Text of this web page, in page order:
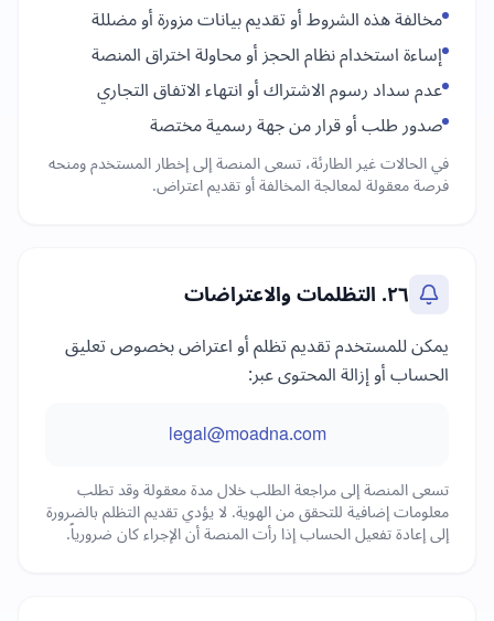
مخالفة هذه الشروط أو تقديم بيانات مزورة أو مضللة
إساءة استخدام نظام الحجز أو محاولة اختراق المنصة
عدم سداد رسوم الاشتراك أو انتهاء الاتفاق التجاري
صدور طلب أو قرار من جهة رسمية مختصة
في الحالات غير الطارئة، تسعى المنصة إلى إخطار المستخدم ومنحه
فرصة معقولة لمعالجة المخالفة أو تقديم اعتراض.
٢٦. التظلمات والاعتراضات
يمكن للمستخدم تقديم تظلم أو اعتراض بخصوص تعليق
الحساب أو إزالة المحتوى عبر:
legal@moadna.com
تسعى المنصة إلى مراجعة الطلب خلال مدة معقولة وقد تطلب
معلومات إضافية للتحقق من الهوية. لا يؤدي تقديم التظلم بالضرورة
إلى إعادة تفعيل الحساب إذا رأت المنصة أن الإجراء كان ضرورياً.